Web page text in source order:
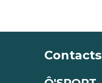
Contacts